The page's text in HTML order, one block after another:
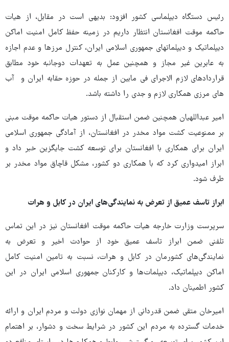
رئیس دستگاه دیپلماسی کشور افزود: بدیهی است در مقابل، از هیات
حاکمه موقت افغانستان انتظار داریم در زمینه حفظ کامل امنیت اماکن
دیپلماتیک و دیپلماتهای جمهوری اسلامی ایران، کنترل مرزها و عدم اجازه
به عابرین غیر مجاز و همچنین عمل به تعهدات دوجانبه خود مطابق
قراردادهای لازم الاجرای فی مابین از جمله در حوزه حقابه ایران و آب
های مرزی همکاری لازم و جدی را داشته باشد.
امیر عبداللهیان همچنین ضمن استقبال از دستور هیات حاکمه موقت مبنی
بر ممنوعیت کشت مواد مخدر در افغانستان، از آمادگی جمهوری اسلامی
ایران برای همکاری با افغانستان برای توسعه کشت جایگزین خبر داد و
ابراز امیدواری کرد که با همکاری دو کشور، مشکل قاچاق مواد مخدر بر
طرف شود.
ابراز تاسف عمیق از تعرض به نمایندگی‌های ایران در کابل و هرات
سرپرست وزارت خارجه هیات حاکمه موقت افغانستان نیز در این تماس
تلفنی ضمن ابراز تاسف عمیق خود از حوادث اخیر و تعرض به
نمایندگی‌های کشورمان در کابل و هرات، نسبت به تامین امنیت کامل
اماکن دیپلماتیک، دیپلمات‌ها و کارکنان جمهوری اسلامی ایران در این
کشور اطمینان داد.
امیرخان متقی ضمن قدردانی از مهمان نوازی دولت و مردم ایران و ارائه
خدمات گسترده به مردم این کشور در شرایط سخت و دشوار، بر اهتمام